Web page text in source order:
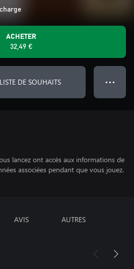
ACHETER
32,49 €
DE SOUHAITS ● ● ●
lancez ont accès aux informations de
associées pendant que vous jouez.
AVIS AUTRES